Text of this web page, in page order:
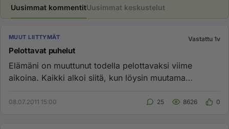
Uusimmat kommentitUusimmat keskustelut
MUUT LIITTYMÄT Vastattu 1v
Pelottavat puhelut
Elämäni on muuttunut todella pelottavaksi viime
aikoina. Kaikki alkoi siitä, kun löysin muutama
08.07.2011 15:00 25 8626 0